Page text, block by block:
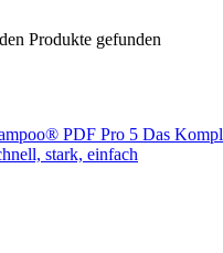
Produkte gefunden
® PDF Pro 5 Das
stark, einfach